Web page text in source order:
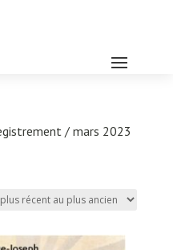
/ mars 2023